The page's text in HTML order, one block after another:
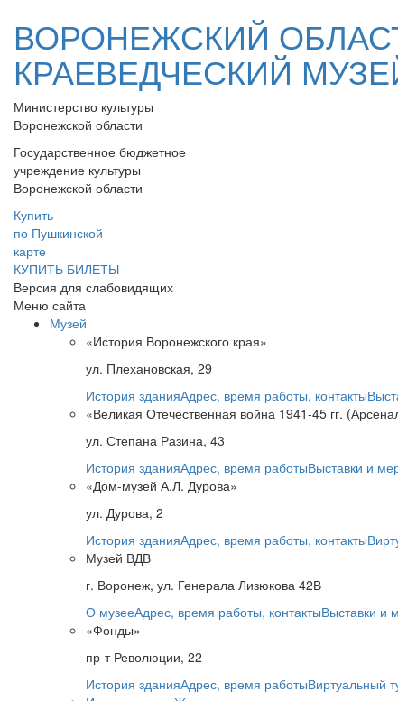
ВОРОНЕЖСКИЙ
КРАЕВЕДЧЕСКИЙ
Министерство культуры
Воронежской области
Государственное бюджетное
учреждение культуры
Воронежской области
Купить
по Пушкинской
карте
КУПИТЬ БИЛЕТЫ
Версия для слабовидящих
Меню сайта
Музей
«История Воронежского края»
ул. Плехановская, 29
История зданияАдрес, время работы, контакты
«Великая Отечественная война 1941-45 гг.
ул. Степана Разина, 43
История зданияАдрес, время работыВыставки и
«Дом-музей А.Л. Дурова»
ул. Дурова, 2
История зданияАдрес, время работы, контакты
Музей ВДВ
г. Воронеж, ул. Генерала Лизюкова 42В
О музееАдрес, время работы, контактыВыставки и
«Фонды»
пр-т Революции, 22
История зданияАдрес, время работыВиртуальный